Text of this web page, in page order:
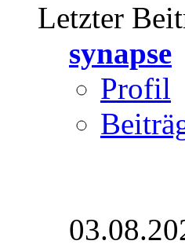
Letzter
synapse
Profil